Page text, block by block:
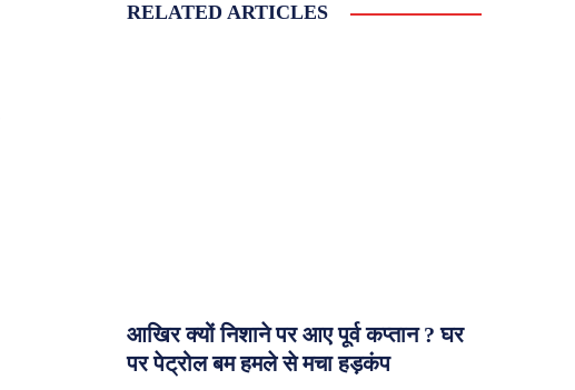
RELATED ARTICLES
आखिर क्यों निशाने पर आए पूर्व कप्तान ? घर
पर पेट्रोल बम हमले से मचा हड़कंप